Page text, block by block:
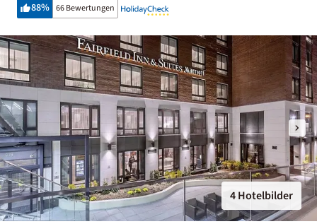
88% 66 Bewertungen
4 Hotelbilder